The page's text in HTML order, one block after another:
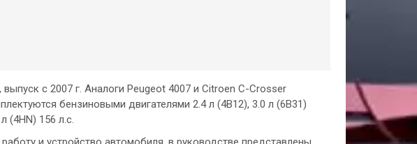
с 2007 г. Аналоги Peugeot 4007 и Сitroen C-Crosser
бензиновыми двигателями 2.4 л (4B12), 3.0 л (6B31)
(4HN) 156 л.с.